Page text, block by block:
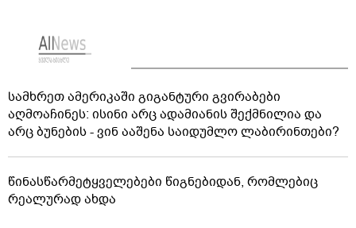
სამხრეთ ამერიკაში გიგანტური გვირაბები
აღმოაჩინეს: ისინი არც ადამიანის შექმნილია და
არც ბუნების - ვინ ააშენა საიდუმლო ლაბირინთები?
წინასწარმეტყველებები წიგნებიდან, რომლებიც
რეალურად ახდა